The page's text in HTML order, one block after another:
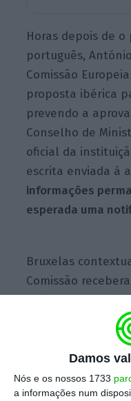
Damos
Nós e os nossos 1733
a informações num
Horas depois de
português,
Comissão
proposta ibérica
prevendo a
Conselho de
oficial da
escrita enviada à
informações
esperada uma
Bruxelas
Comissão
projeto de
grande número
subjacentes ao
com Portugal e
avaliação